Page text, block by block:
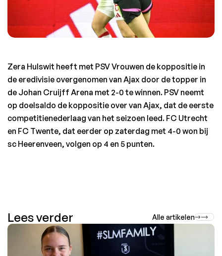
Zera Hulswit heeft met PSV Vrouwen de koppositie in
de eredivisie overgenomen van Ajax door de topper in
de Johan Cruijff Arena met 2-0 te winnen. PSV neemt
op doelsaldo de koppositie over van Ajax, dat de eerste
competitienederlaag van het seizoen leed. FC Utrecht
en FC Twente, dat eerder op zaterdag met 4-0 won bij
sc Heerenveen, volgen op 4 en 5 punten.
Lees verder Alle artikelen